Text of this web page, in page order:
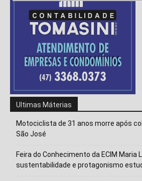
Ultimas Máterias
Motociclista de 31 anos morre após
São José
Feira do Conhecimento da ECIM Maria
sustentabilidade e protagonismo